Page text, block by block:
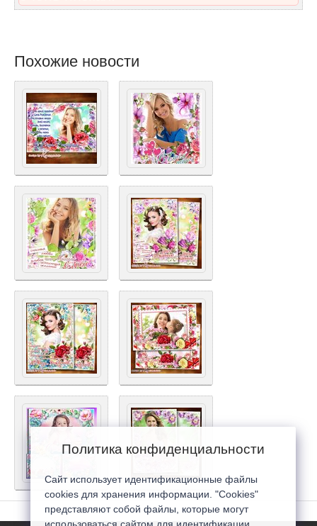
Похожие новости
Политика конфиденциальности
Сайт использует идентификационные файлы
cookies для хранения информации. "Cookies"
представляют собой файлы, которые могут